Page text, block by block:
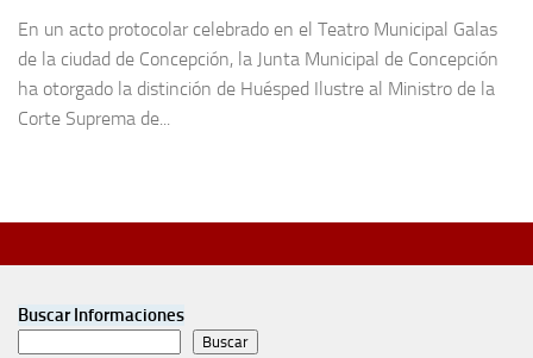
En un acto protocolar celebrado en el Teatro Municipal Galas
de la ciudad de Concepción, la Junta Municipal de Concepción
ha otorgado la distinción de Huésped Ilustre al Ministro de la
Corte Suprema de...
Buscar Informaciones
Buscar